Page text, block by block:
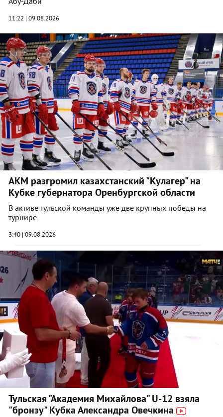
11:22 | 09.08.2026
АКМ разгромил казахстанский "Кулагер" на
Кубке губернатора Оренбургской области
В активе тульской команды уже две крупных победы на
турнире
3:40 | 09.08.2026
Тульская "Академия Михайлова" U-12 взяла
"бронзу" Кубка Александра Овечкина